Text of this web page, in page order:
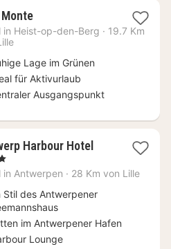
1
Nacht
€
in Heist-op-den-Berg · 19.7 Km
Lage im Grünen
für Aktivurlaub
Ausgangspunkt
Harbour Hotel1
ab
€
in Antwerpen · 28 Km von Lille
Stil des Antwerpener
im Antwerpener Hafen
Lounge